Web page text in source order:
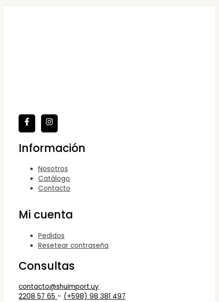
Información
Nosotros
Catálogo
Contacto
Mi cuenta
Pedidos
Resetear contraseña
Consultas
contacto@shuimport.uy
2208 57 65 – (+598) 98 381 497